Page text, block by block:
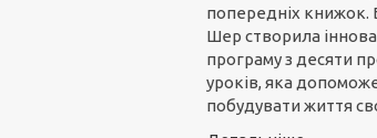
попередніх книжок.
Шер створила
програму з десяти
уроків, яка
побудувати життя